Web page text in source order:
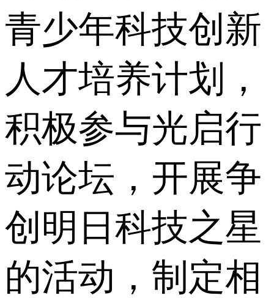
青少年科技创新
人才培养计划，
积极参与光启行
动论坛，开展争
创明日科技之星
的活动，制定相